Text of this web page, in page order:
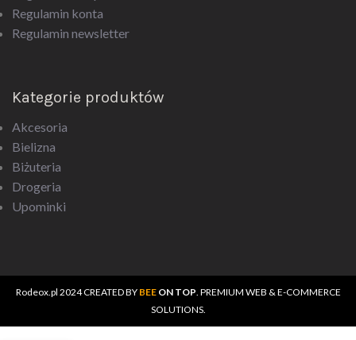
Regulamin konta
Regulamin newsletter
Kategorie produktów
Akcesoria
Bielizna
Biżuteria
Drogeria
Upominki
Rodeox.pl 2024 CREATED BY BEEON TOP . PREMIUM WEB & E-COMMERCE
SOLUTIONS.